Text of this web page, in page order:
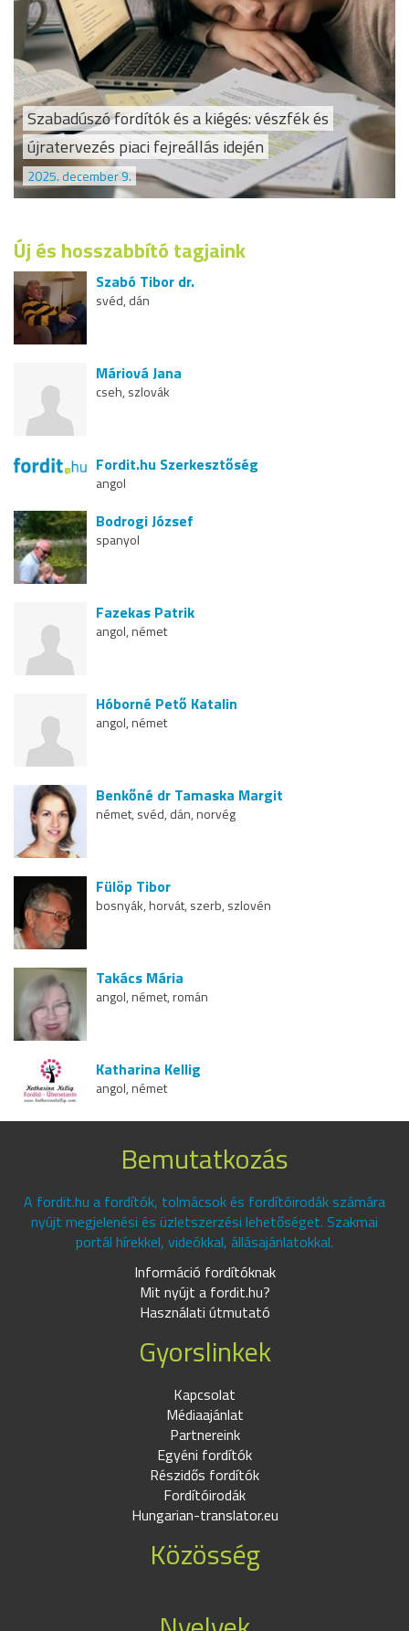
Szabadúszó fordítók és a kiégés: vészfék és
újratervezés piaci fejreállás idején
2025. december 9.
Új és hosszabbító tagjaink
Szabó Tibor dr.
svéd, dán
Máriová Jana
cseh, szlovák
Fordit.hu Szerkesztőség
angol
Bodrogi József
spanyol
Fazekas Patrik
angol, német
Hóborné Pető Katalin
angol, német
Benkőné dr Tamaska Margit
német, svéd, dán, norvég
Fülöp Tibor
bosnyák, horvát, szerb, szlovén
Takács Mária
angol, német, román
Katharina Kellig
angol, német
Bemutatkozás
A fordit.hu a fordítók, tolmácsok és fordítóirodák számára
nyújt megjelenési és üzletszerzési lehetőséget. Szakmai
portál hírekkel, videókkal, állásajánlatokkal.
Információ fordítóknak
Mit nyújt a fordit.hu?
Használati útmutató
Gyorslinkek
Kapcsolat
Médiaajánlat
Partnereink
Egyéni fordítók
Részidős fordítók
Fordítóirodák
Hungarian-translator.eu
Közösség